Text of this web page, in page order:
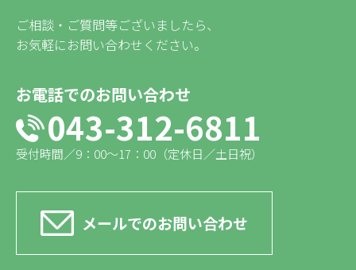
ご相談・ご質問等ございましたら、
お気軽にお問い合わせください。
お電話でのお問い合わせ
043-312-6811
受付時間／9：00〜17：00（定休日／土日祝）
メールでのお問い合わせ